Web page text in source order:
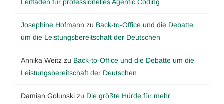
Leitfaden für professionelles Agentic Coding
Josephine Hofmann zu Back-to-Office und die Debatte
um die Leistungsbereitschaft der Deutschen
Annika Weitz zu Back-to-Office und die Debatte um die
Leistungsbereitschaft der Deutschen
Damian Golunski zu Die größte Hürde für mehr